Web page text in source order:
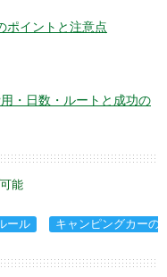
ポイントと注意点
・日数・ルートと成功の
能
ール キャンピングカーの